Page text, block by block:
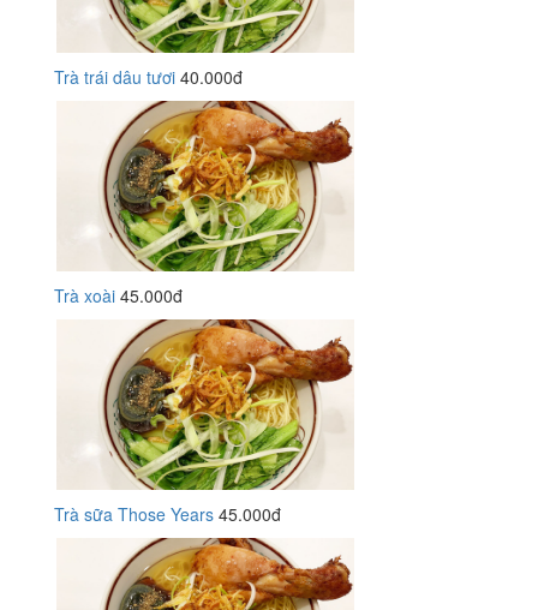
Trà trái dâu tươi 40.000đ
Trà xoài 45.000đ
Trà sữa Those Years 45.000đ